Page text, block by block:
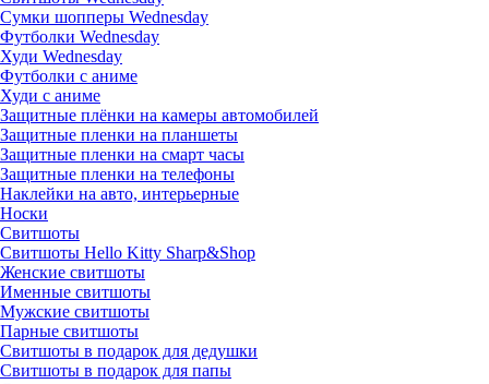
Сумки шопперы Wednesday
Футболки Wednesday
Худи Wednesday
Футболки с аниме
Худи с аниме
Защитные плёнки на камеры автомобилей
Защитные пленки на планшеты
Защитные пленки на смарт часы
Защитные пленки на телефоны
Наклейки на авто, интерьерные
Носки
Свитшоты
Cвитшоты Hello Kitty Sharp&Shop
Женские свитшоты
Именные свитшоты
Мужские свитшоты
Парные свитшоты
Свитшоты в подарок для дедушки
Свитшоты в подарок для папы